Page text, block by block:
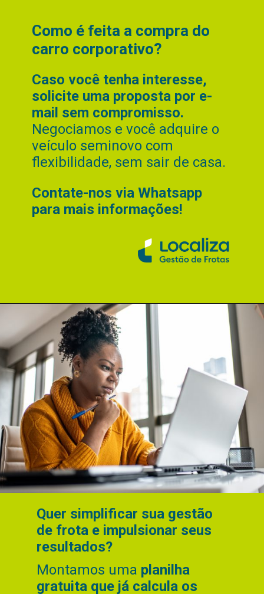
Como é feita a compra do
carro corporativo?
Caso você tenha interesse,
solicite uma proposta por e-
mail sem compromisso.
Negociamos e você adquire o
veículo seminovo com
flexibilidade, sem sair de casa.
Contate-nos via Whatsapp
para mais informações!
Quer simplificar sua gestão
de frota e impulsionar seus
resultados?
Montamos uma planilha
gratuita que já calcula os